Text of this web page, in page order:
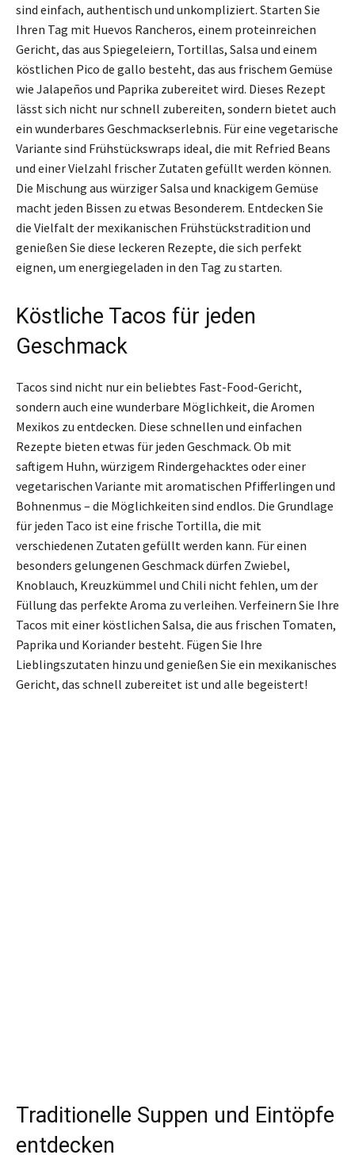
sind einfach, authentisch und unkompliziert. Starten Sie
Ihren Tag mit Huevos Rancheros, einem proteinreichen
Gericht, das aus Spiegeleiern, Tortillas, Salsa und einem
köstlichen Pico de gallo besteht, das aus frischem Gemüse
wie Jalapeños und Paprika zubereitet wird. Dieses Rezept
lässt sich nicht nur schnell zubereiten, sondern bietet auch
ein wunderbares Geschmackserlebnis. Für eine vegetarische
Variante sind Frühstückswraps ideal, die mit Refried Beans
und einer Vielzahl frischer Zutaten gefüllt werden können.
Die Mischung aus würziger Salsa und knackigem Gemüse
macht jeden Bissen zu etwas Besonderem. Entdecken Sie
die Vielfalt der mexikanischen Frühstückstradition und
genießen Sie diese leckeren Rezepte, die sich perfekt
eignen, um energiegeladen in den Tag zu starten.
Köstliche Tacos für jeden
Geschmack
Tacos sind nicht nur ein beliebtes Fast-Food-Gericht,
sondern auch eine wunderbare Möglichkeit, die Aromen
Mexikos zu entdecken. Diese schnellen und einfachen
Rezepte bieten etwas für jeden Geschmack. Ob mit
saftigem Huhn, würzigem Rindergehacktes oder einer
vegetarischen Variante mit aromatischen Pfifferlingen und
Bohnenmus – die Möglichkeiten sind endlos. Die Grundlage
für jeden Taco ist eine frische Tortilla, die mit
verschiedenen Zutaten gefüllt werden kann. Für einen
besonders gelungenen Geschmack dürfen Zwiebel,
Knoblauch, Kreuzkümmel und Chili nicht fehlen, um der
Füllung das perfekte Aroma zu verleihen. Verfeinern Sie Ihre
Tacos mit einer köstlichen Salsa, die aus frischen Tomaten,
Paprika und Koriander besteht. Fügen Sie Ihre
Lieblingszutaten hinzu und genießen Sie ein mexikanisches
Gericht, das schnell zubereitet ist und alle begeistert!
Traditionelle Suppen und Eintöpfe
entdecken